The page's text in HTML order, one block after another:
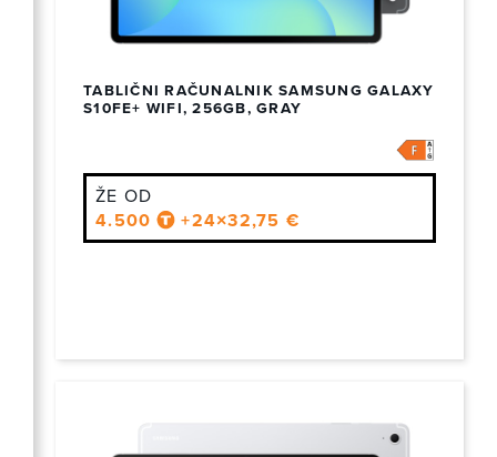
TABLIČNI RAČUNALNIK SAMSUNG GALAXY
S10FE+ WIFI, 256GB, GRAY
ŽE OD
4.500
+24×32,75 €